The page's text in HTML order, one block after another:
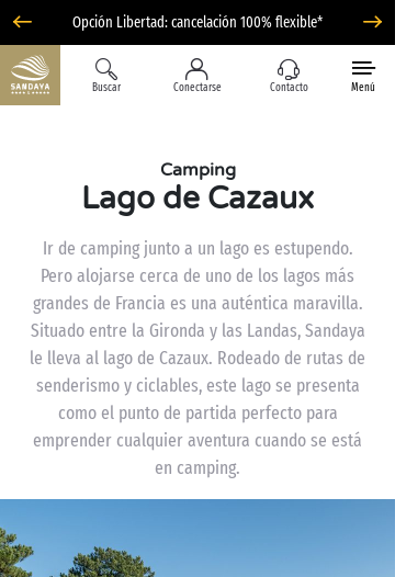
Opción Libertad: cancelación 100% flexible*
Buscar Conectarse Contacto Menú
Camping
Lago de Cazaux
Ir de camping junto a un lago es estupendo.
Pero alojarse cerca de uno de los lagos más
grandes de Francia es una auténtica maravilla.
Situado entre la Gironda y las Landas, Sandaya
le lleva al lago de Cazaux. Rodeado de rutas de
senderismo y ciclables, este lago se presenta
como el punto de partida perfecto para
emprender cualquier aventura cuando se está
en camping.